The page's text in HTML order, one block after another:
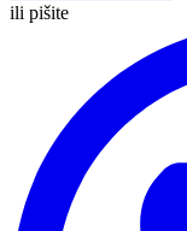
ili pišite